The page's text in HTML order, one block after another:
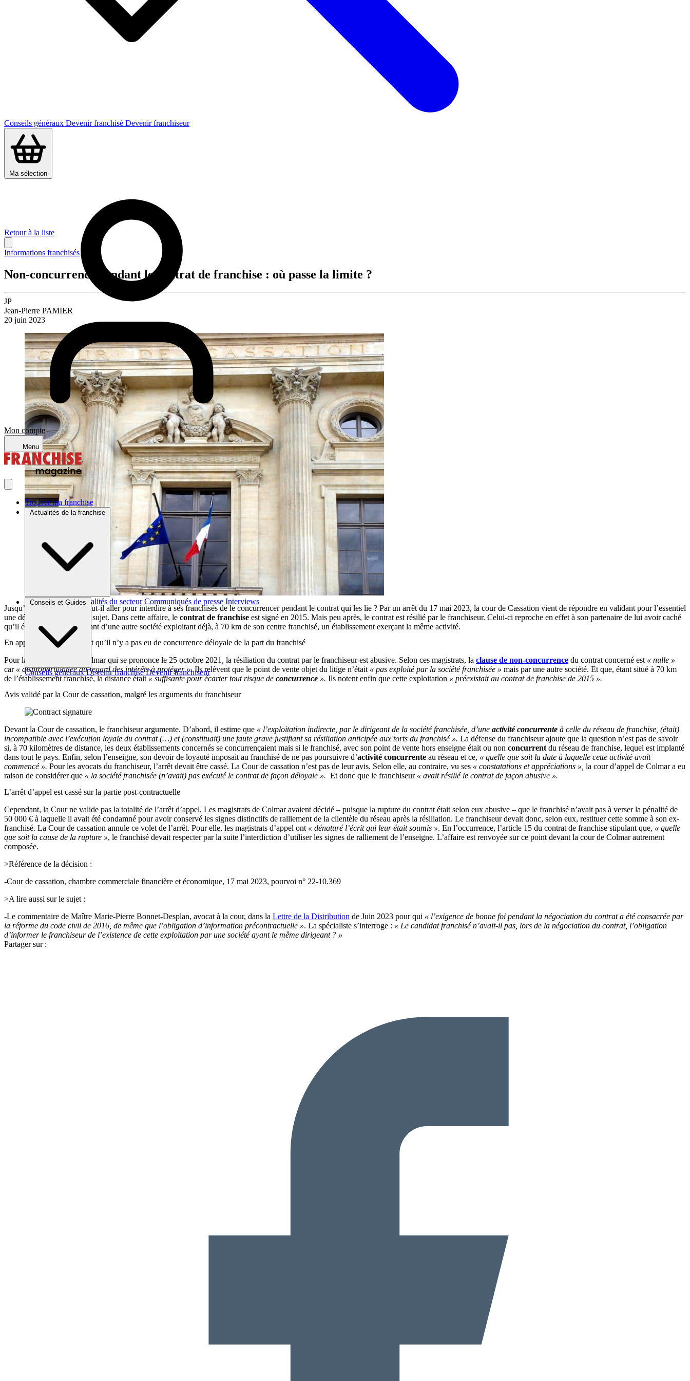
Conseils généraux Devenir franchisé Devenir franchiseur
Ma sélection
Mon compte
Menu
Trouver ma franchise
Actualités de la franchise
Brèves et actus Actualités du secteur Communiqués de presse Interviews
Conseils et Guides
Conseils généraux Devenir franchisé Devenir franchiseur
Retour à la liste
Informations franchisés
Non-concurrence pendant le contrat de franchise : où passe la limite ?
JP
Jean-Pierre PAMIER
20 juin 2023
Jusqu’où un franchiseur peut-il aller pour interdire à ses franchisés de le concurrencer pendant le contrat qui les lie ? Par un arrêt du 17 mai 2023, la cour de Cassation vient de répondre en validant pour l’essentiel
une décision d’appel sur le sujet. Dans cette affaire, le contrat de franchise est signé en 2015. Mais peu après, le contrat est résilié par le franchiseur. Celui-ci reproche en effet à son partenaire de lui avoir caché
qu’il était également le gérant d’une autre société exploitant déjà, à 70 km de son centre franchisé, un établissement exerçant la même activité.
En appel, les juges estiment qu’il n’y a pas eu de concurrence déloyale de la part du franchisé
Pour la cour d’appel de Colmar qui se prononce le 25 octobre 2021, la résiliation du contrat par le franchiseur est abusive. Selon ces magistrats, la clause de non-concurrence du contrat concerné est « nulle »
car « disproportionnée au regard des intérêts à protéger ».Ils relèvent que le point de vente objet du litige n’était « pas exploité par la société franchisée » mais par une autre société. Et que, étant situé à 70 km
de l’établissement franchisé, la distance était« suffisante pour écarter tout risque de concurrence ». Ils notent enfin que cette exploitation « préexistait au contrat de franchise de 2015 ».
Avis validé par la Cour de cassation, malgré les arguments du franchiseur
Devant la Cour de cassation, le franchiseur argumente. D’abord, il estime que « l’exploitation indirecte, par le dirigeant de la société franchisée, d’une activité concurrente à celle du réseau de franchise, (était)
incompatible avec l’exécution loyale du contrat (…) et (constituait) une faute grave justifiant sa résiliation anticipée aux torts du franchisé ». La défense du franchiseur ajoute que la question n’est pas de savoir
si, à 70 kilomètres de distance, les deux établissements concernés se concurrençaient mais si le franchisé, avec son point de vente hors enseigne était ou non concurrent du réseau de franchise, lequel est implanté
dans tout le pays. Enfin, selon l’enseigne, son devoir de loyauté imposait au franchisé de ne pas poursuivre d’activité concurrente au réseau et ce, « quelle que soit la date à laquelle cette activité avait
commencé ». Pour les avocats du franchiseur, l’arrêt devait être cassé. La Cour de cassation n’est pas de leur avis. Selon elle, au contraire, vu ses « constatations et appréciations », la cour d’appel de Colmar a eu
raison de considérer que « la société franchisée (n’avait) pas exécuté le contrat de façon déloyale ». Et donc que le franchiseur « avait résilié le contrat de façon abusive ».
L’arrêt d’appel est cassé sur la partie post-contractuelle
Cependant, la Cour ne valide pas la totalité de l’arrêt d’appel. Les magistrats de Colmar avaient décidé – puisque la rupture du contrat était selon eux abusive – que le franchisé n’avait pas à verser la pénalité de
50 000 € à laquelle il avait été condamné pour avoir conservé les signes distinctifs de ralliement de la clientèle du réseau après la résiliation. Le franchiseur devait donc, selon eux, restituer cette somme à son ex-
franchisé. La Cour de cassation annule ce volet de l’arrêt. Pour elle, les magistrats d’appel ont « dénaturé l’écrit qui leur était soumis ». En l’occurrence, l’article 15 du contrat de franchise stipulant que, « quelle
que soit la cause de la rupture », le franchisé devait respecter par la suite l’interdiction d’utiliser les signes de ralliement de l’enseigne. L’affaire est renvoyée sur ce point devant la cour de Colmar autrement
composée.
>Référence de la décision :
-Cour de cassation, chambre commerciale financière et économique, 17 mai 2023, pourvoi n° 22-10.369
>A lire aussi sur le sujet :
-Le commentaire de Maître Marie-Pierre Bonnet-Desplan, avocat à la cour, dans la Lettre de la Distribution de Juin 2023 pour qui « l’exigence de bonne foi pendant la négociation du contrat a été consacrée par
la réforme du code civil de 2016, de même que l’obligation d’information précontractuelle ». La spécialiste s’interroge : « Le candidat franchisé n’avait-il pas, lors de la négociation du contrat, l’obligation
d’informer le franchiseur de l’existence de cette exploitation par une société ayant le même dirigeant ? »
Partager sur :